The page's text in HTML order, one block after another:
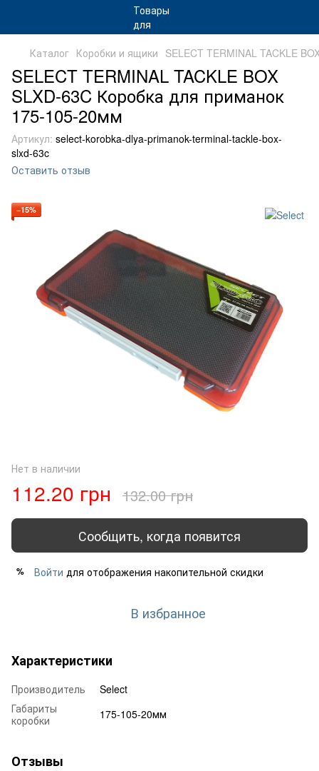
Каталог Коробки и ящики SELECT TERMINAL TACKLE
SELECT TERMINAL TACKLE BOX
SLXD-63C Коробка для приманок
175-105-20мм
Артикул: select-korobka-dlya-primanok-terminal-tackle-box-
slxd-63c
Оставить отзыв
−15%
Нет в наличии
112.20 грн 132.00 грн
Сообщить, когда появится
% Войти для отображения накопительной скидки
В избранное
Характеристики
Производитель
Select
Габариты
коробки
175-105-20мм
Отзывы